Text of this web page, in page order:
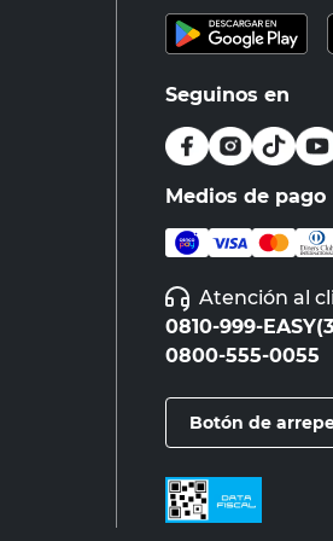
Seguinos en
Medios de pago
Atención al
0810-999-
0800-555-0055
Botón de